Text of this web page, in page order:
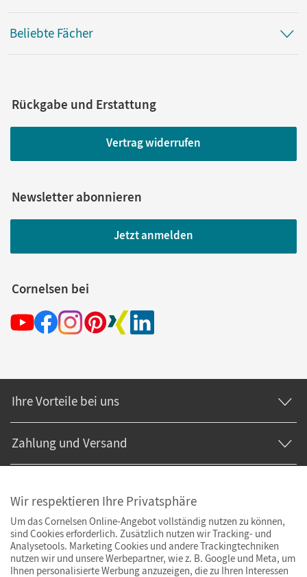
Beliebte Fächer
Rückgabe und Erstattung
Vertrag widerrufen
Newsletter abonnieren
Jetzt anmelden
Cornelsen bei
Ihre Vorteile bei uns
Zahlung und Versand
Wir respektieren Ihre Privatsphäre
Um das Cornelsen Online-Angebot vollständig nutzen zu können,
sind Cookies erforderlich. Zusätzlich nutzen wir Tracking- und
Analysetools. Marketing Cookies und andere Trackingtechniken
nutzen wir und unsere Werbepartner, wie z. B. Google und Meta, um
Ihnen personalisierte Werbung anzuzeigen, die zu Ihren Interessen